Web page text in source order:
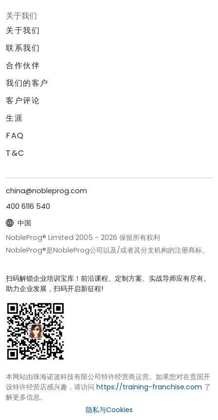
关于我们
关于我们
联系我们
合作伙伴
我们的客户
客户评论
生涯
FAQ
T&C
china@nobleprog.com
400 6116 540
中国
NobleProg® Limited 2005 - 2026 保留所有权利
NobleProg®是NobleProg公司以及/或者其分支机构的注册商标。
扫码解锁企业培训宝库！前沿课程、定制方案、实战导师应有尽有。
助力企业发展，扫码开启新征程!
本网站由珠海诺波科技有限公司特许经营商运营。如果您对在贵国开
设特许经营店感兴趣，请访问 https://training-franchise.com 了
解更多信息。
隐私与Cookies